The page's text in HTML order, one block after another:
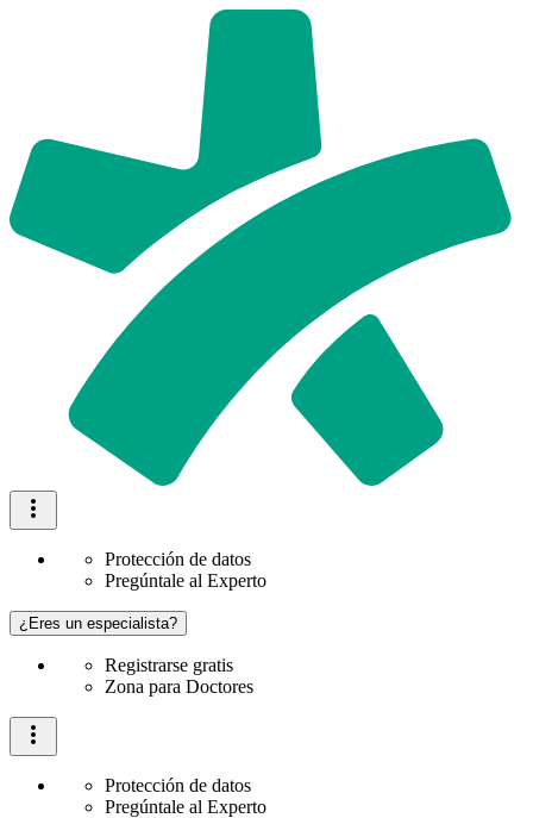
Protección de datos
Pregúntale al Experto
¿Eres un especialista?
Registrarse gratis
Zona para Doctores
Protección de datos
Pregúntale al Experto